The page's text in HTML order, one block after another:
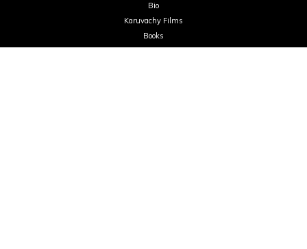
Bio
Karuvachy Films
Books